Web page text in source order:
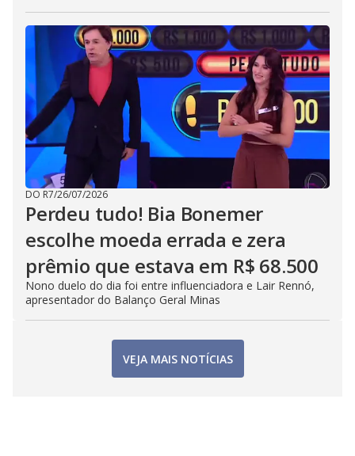
DO R7/26/07/2026
Perdeu tudo! Bia Bonemer
escolhe moeda errada e zera
prêmio que estava em R$ 68.500
Nono duelo do dia foi entre influenciadora e Lair Rennó,
apresentador do Balanço Geral Minas
VEJA MAIS NOTÍCIAS